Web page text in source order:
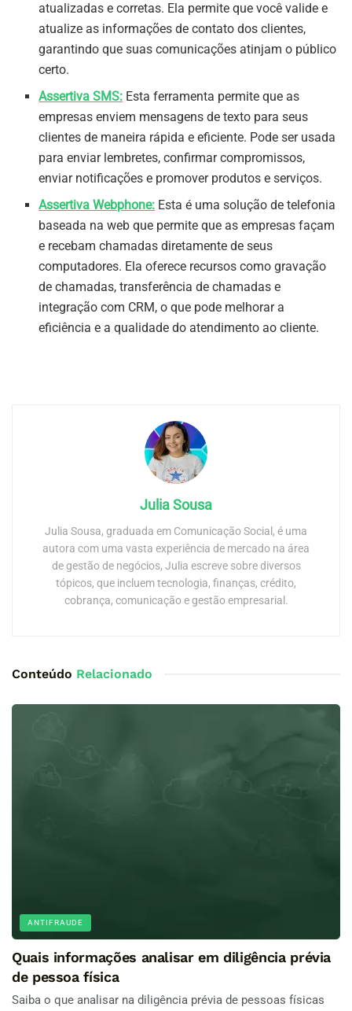
atualizadas e corretas. Ela permite que você valide e
atualize as informações de contato dos clientes,
garantindo que suas comunicações atinjam o público
certo.
Assertiva SMS: Esta ferramenta permite que as
empresas enviem mensagens de texto para seus
clientes de maneira rápida e eficiente. Pode ser usada
para enviar lembretes, confirmar compromissos,
enviar notificações e promover produtos e serviços.
Assertiva Webphone: Esta é uma solução de telefonia
baseada na web que permite que as empresas façam
e recebam chamadas diretamente de seus
computadores. Ela oferece recursos como gravação
de chamadas, transferência de chamadas e
integração com CRM, o que pode melhorar a
eficiência e a qualidade do atendimento ao cliente.
Julia Sousa
Julia Sousa, graduada em Comunicação Social, é uma
autora com uma vasta experiência de mercado na área
de gestão de negócios, Julia escreve sobre diversos
tópicos, que incluem tecnologia, finanças, crédito,
cobrança, comunicação e gestão empresarial.
Conteúdo Relacionado
ANTIFRAUDE
Quais informações analisar em diligência prévia
de pessoa física
Saiba o que analisar na diligência prévia de pessoas físicas